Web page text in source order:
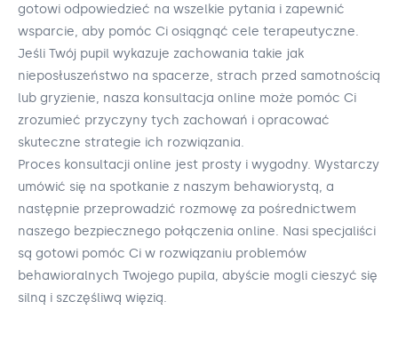
gotowi odpowiedzieć na wszelkie pytania i zapewnić
wsparcie, aby pomóc Ci osiągnąć cele terapeutyczne.
Jeśli Twój pupil wykazuje zachowania takie jak
nieposłuszeństwo na spacerze, strach przed samotnością
lub gryzienie, nasza konsultacja online może pomóc Ci
zrozumieć przyczyny tych zachowań i opracować
skuteczne strategie ich rozwiązania.
Proces konsultacji online jest prosty i wygodny. Wystarczy
umówić się na spotkanie z naszym behawiorystą, a
następnie przeprowadzić rozmowę za pośrednictwem
naszego bezpiecznego połączenia online. Nasi specjaliści
są gotowi pomóc Ci w rozwiązaniu problemów
behawioralnych Twojego pupila, abyście mogli cieszyć się
silną i szczęśliwą więzią.